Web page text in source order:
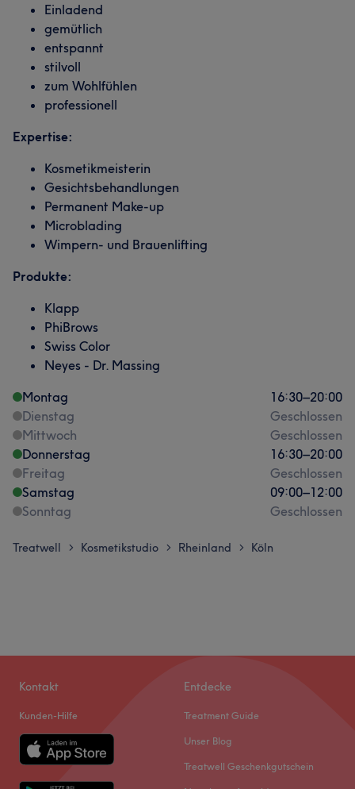
Einladend
gemütlich
entspannt
stilvoll
zum Wohlfühlen
professionell
Expertise:
Kosmetikmeisterin
Gesichtsbehandlungen
Permanent Make-up
Microblading
Wimpern- und Brauenlifting
Produkte:
Klapp
PhiBrows
Swiss Color
Neyes - Dr. Massing
Montag
16:30–20:00
Dienstag
Geschlossen
Mittwoch
Geschlossen
Donnerstag
16:30–20:00
Freitag
Geschlossen
Samstag
09:00–12:00
Sonntag
Geschlossen
Treatwell > Kosmetikstudio > Rheinland > Köln
Kontakt
Kunden-Hilfe
Entdecke
Treatment Guide
Unser Blog
Treatwell Geschenkgutschein